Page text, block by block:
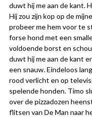
duwt hij me aan de kant.
Hij zou zijn kop op de
probeer me hem voor te
forse hond met een
voldoende borst en
duwt hij me aan de kant
een snauw. Eindeloos
rood verlicht en op
spelende honden. Timo
over de pizzadozen
flitsen van De Man naar